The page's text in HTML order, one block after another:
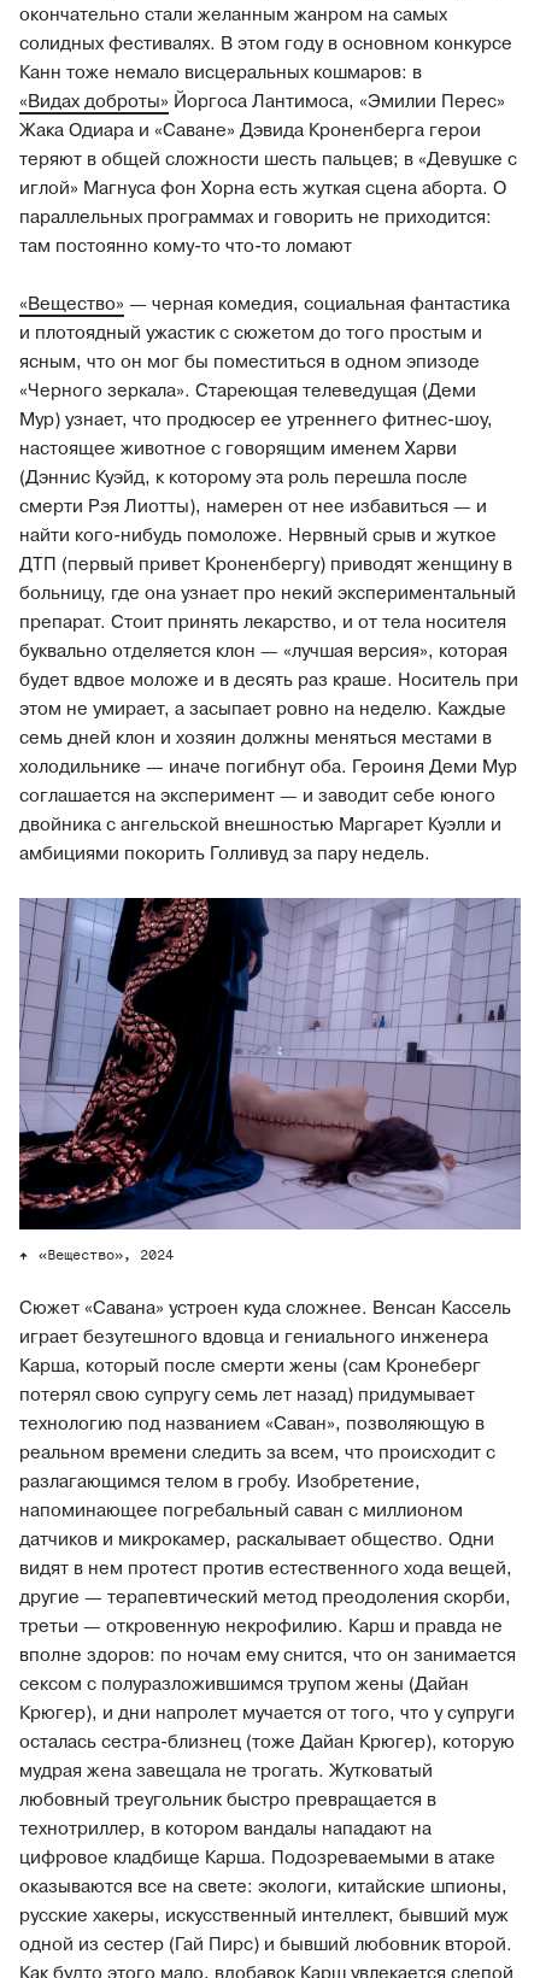
окончательно стали желанным жанром на самых
солидных фестивалях. В этом году в основном конкурсе
Канн тоже немало висцеральных кошмаров: в
«Видах доброты» Йоргоса Лантимоса, «Эмилии Перес»
Жака Одиара и «Саване» Дэвида Кроненберга герои
теряют в общей сложности шесть пальцев; в «Девушке с
иглой» Магнуса фон Хорна есть жуткая сцена аборта. О
параллельных программах и говорить не приходится:
там постоянно кому-то что-то ломают
«Вещество» — черная комедия, социальная фантастика
и плотоядный ужастик с сюжетом до того простым и
ясным, что он мог бы поместиться в одном эпизоде
«Черного зеркала». Стареющая телеведущая (Деми
Мур) узнает, что продюсер ее утреннего фитнес-шоу,
настоящее животное с говорящим именем Харви
(Дэннис Куэйд, к которому эта роль перешла после
смерти Рэя Лиотты), намерен от нее избавиться — и
найти кого-нибудь помоложе. Нервный срыв и жуткое
ДТП (первый привет Кроненбергу) приводят женщину в
больницу, где она узнает про некий экспериментальный
препарат. Стоит принять лекарство, и от тела носителя
буквально отделяется клон — «лучшая версия», которая
будет вдвое моложе и в десять раз краше. Носитель при
этом не умирает, а засыпает ровно на неделю. Каждые
семь дней клон и хозяин должны меняться местами в
холодильнике — иначе погибнут оба. Героиня Деми Мур
соглашается на эксперимент — и заводит себе юного
двойника с ангельской внешностью Маргарет Куэлли и
амбициями покорить Голливуд за пару недель.
«Вещество», 2024
Сюжет «Савана» устроен куда сложнее. Венсан Кассель
играет безутешного вдовца и гениального инженера
Карша, который после смерти жены (сам Кронеберг
потерял свою супругу семь лет назад) придумывает
технологию под названием «Саван», позволяющую в
реальном времени следить за всем, что происходит с
разлагающимся телом в гробу. Изобретение,
напоминающее погребальный саван с миллионом
датчиков и микрокамер, раскалывает общество. Одни
видят в нем протест против естественного хода вещей,
другие — терапевтический метод преодоления скорби,
третьи — откровенную некрофилию. Карш и правда не
вполне здоров: по ночам ему снится, что он занимается
сексом с полуразложившимся трупом жены (Дайан
Крюгер), и дни напролет мучается от того, что у супруги
осталась сестра-близнец (тоже Дайан Крюгер), которую
мудрая жена завещала не трогать. Жутковатый
любовный треугольник быстро превращается в
технотриллер, в котором вандалы нападают на
цифровое кладбище Карша. Подозреваемыми в атаке
оказываются все на свете: экологи, китайские шпионы,
русские хакеры, искусственный интеллект, бывший муж
одной из сестер (Гай Пирс) и бывший любовник второй.